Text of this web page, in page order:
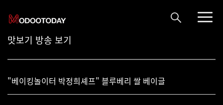
맛보기 방송 보기
"베이킹놀이터 박정희셰프" 블루베리 쌀 베이글